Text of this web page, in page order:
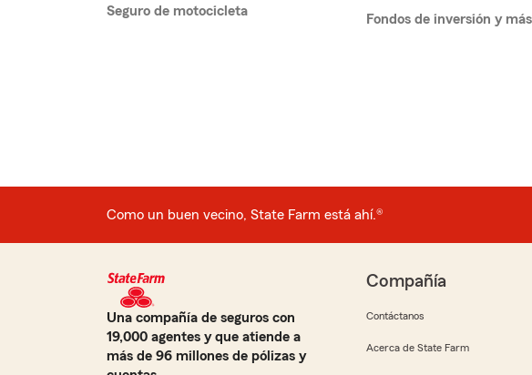
Seguro de motocicleta
Fondos de inversión y más
Como un buen vecino, State Farm está ahí.®
Una compañía de seguros con
19,000 agentes y que atiende a
más de 96 millones de pólizas y
Compañía
Contáctanos
Acerca de State Farm